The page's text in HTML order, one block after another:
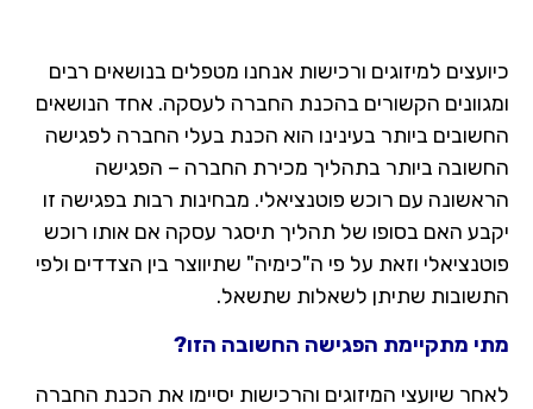
למיזוגים ורכישות אנחנו מטפלים בנושאים רבים
הקשורים בהכנת החברה לעסקה. אחד הנושאים
ביותר בעינינו הוא הכנת בעלי החברה לפגישה
ביותר בתהליך מכירת החברה – הפגישה
עם רוכש פוטנציאלי. מבחינות רבות בפגישה זו
האם בסופו של תהליך תיסגר עסקה אם אותו רוכש
וזאת על פי ה"כימיה" שתיווצר בין הצדדים ולפי
שתיתן לשאלות שתשאל.
מתקיימת הפגישה החשובה הזו?
שיועצי המיזוגים והרכישות יסיימו את הכנת החברה